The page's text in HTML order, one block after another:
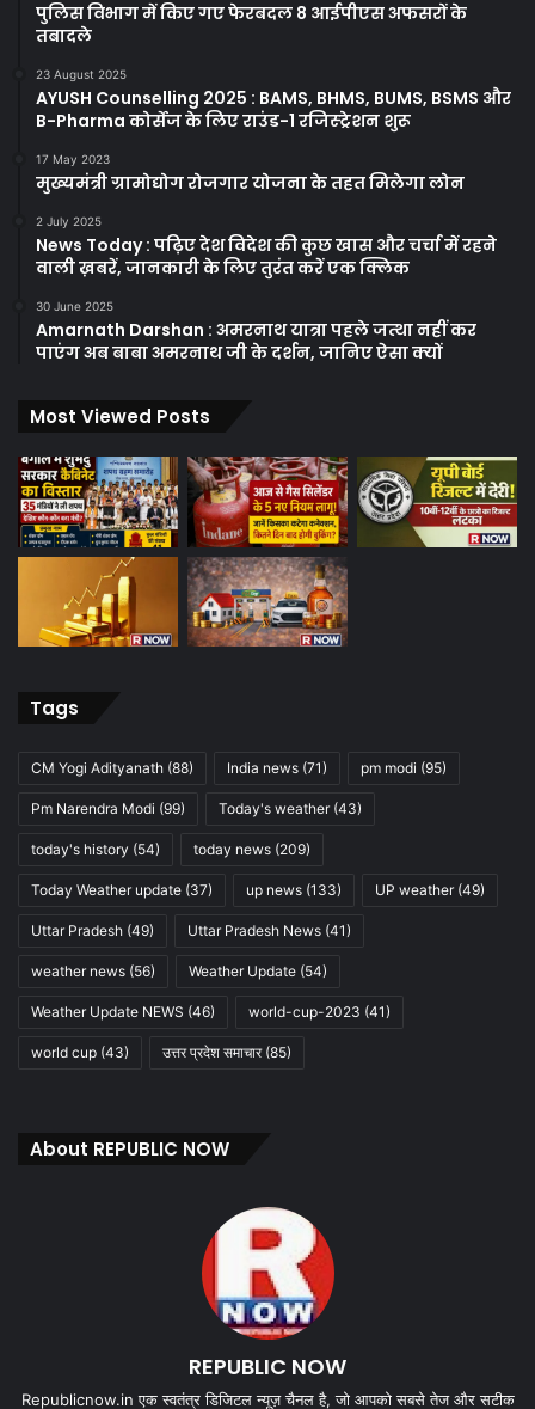
पुलिस विभाग में किए गए फेरबदल 8 आईपीएस अफसरों के
तबादले
23 August 2025
AYUSH Counselling 2025 : BAMS, BHMS, BUMS, BSMS और
B-Pharma कोर्सेज के लिए राउंड-1 रजिस्ट्रेशन शुरू
17 May 2023
मुख्यमंत्री ग्रामोद्योग रोजगार योजना के तहत मिलेगा लोन
2 July 2025
News Today : पढ़िए देश विदेश की कुछ खास और चर्चा में रहने
वाली ख़बरें, जानकारी के लिए तुरंत करें एक क्लिक
30 June 2025
Amarnath Darshan : अमरनाथ यात्रा पहले जत्था नहीं कर
पाएंग अब बाबा अमरनाथ जी के दर्शन, जानिए ऐसा क्यों
Most Viewed Posts
Tags
CM Yogi Adityanath (88) India news (71) pm modi (95)
Pm Narendra Modi (99) Today's weather(43)
today's history (54) today news (209)
Today Weather update (37) up news (133) UP weather(49)
Uttar Pradesh (49) Uttar Pradesh News (41)
weather news (56) Weather Update (54)
Weather Update NEWS (46) world-cup-2023 (41)
world cup (43) उत्तर प्रदेश समाचार(85)
About REPUBLIC NOW
REPUBLIC NOW
Republicnow.in एक स्वतंत्र डिजिटल न्यूज़ चैनल है, जो आपको सबसे तेज और सटीक